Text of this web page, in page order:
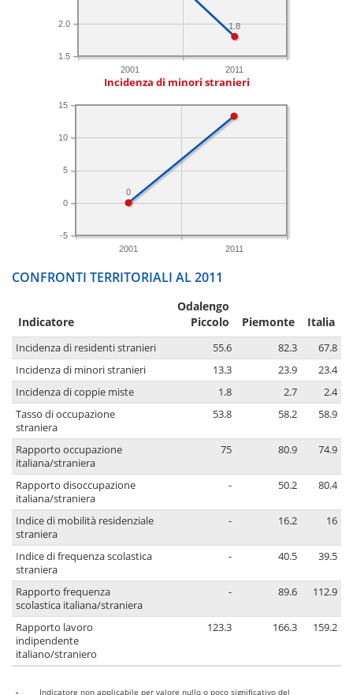
2001 2011
1.5
2.0 1.8
Incidenza di minori stranieri
2001 2011
-5
0
5
10
15
0
CONFRONTI TERRITORIALI AL 2011
Indicatore
Odalengo
Piccolo
Piemonte Italia
Incidenza di residenti stranieri 55.6 82.3
67.8
Incidenza di minori stranieri
13.3 23.9
23.4
Incidenza di coppie miste
1.8 2.7
2.4
Tasso di occupazione
straniera
53.8 58.2 58.9
Rapporto occupazione
italiana/straniera
75 80.9 74.9
Rapporto disoccupazione
italiana/straniera
- 50.2 80.4
Indice di mobilità residenziale
straniera
- 16.2 16
Indice di frequenza scolastica
straniera
- 40.5 39.5
Rapporto frequenza
scolastica italiana/straniera
- 89.6 112.9
Rapporto lavoro
indipendente
italiano/straniero
123.3 166.3 159.2
- Indicatore non applicabile per valore nullo o poco significativo del